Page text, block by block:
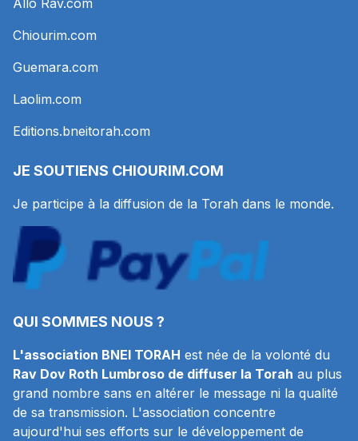
Allo Rav.com
Chiourim.com
Guemara.com
Laolim.com
Editions.bneitorah.com
JE SOUTIENS CHIOURIM.COM
Je participe à la diffusion de la Torah dans le monde.
QUI SOMMES NOUS ?
L'association BNEI TORAH est née de la volonté du
Rav Dov Roth Lumbroso de diffuser la Torah au plus
grand nombre sans en altérer le message ni la qualité
de sa transmission. L'association concentre
aujourd'hui ses efforts sur le développement de